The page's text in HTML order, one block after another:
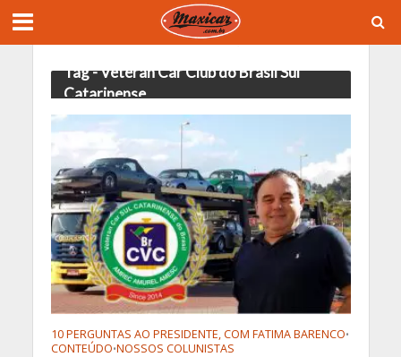
Tag - Veteran Car Club do Brasil Sul
Catarinense
10 PERGUNTAS AO PRESIDENTE, COM FATIMA BARENCO•
CONTEÚDO•NOSSOS COLUNISTAS